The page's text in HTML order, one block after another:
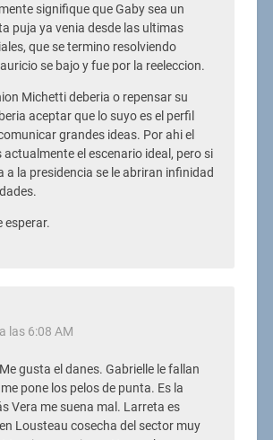
signifique que Gaby sea un
puja ya venia desde las ultimas
que se termino resolviendo
se bajo y fue por la reeleccion.
Michetti deberia o repensar su
aceptar que lo suyo es el perfil
grandes ideas. Por ahi el
actualmente el escenario ideal, pero si
a la presidencia se le abriran infinidad
esperar.
las 6:08 AM
gusta el danes. Gabrielle le fallan
pone los pelos de punta. Es la
Vera me suena mal. Larreta es
Lousteau cosecha del sector muy